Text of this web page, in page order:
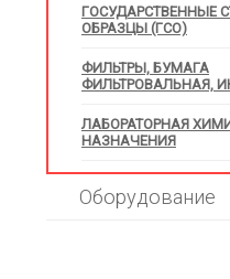
ГОСУДАРСТВЕННЫЕ
ОБРАЗЦЫ (ГСО)
ФИЛЬТРЫ, БУМАГА
ФИЛЬТРОВАЛЬНАЯ,
ЛАБОРАТОРНАЯ
НАЗНАЧЕНИЯ
Оборудование